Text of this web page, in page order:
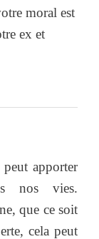
moral est
ex et
peut apporter
nos vies.
que ce soit
cela peut